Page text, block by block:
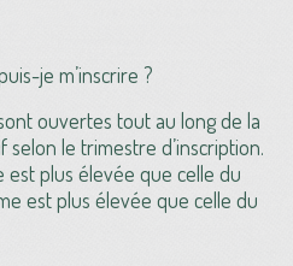
je m’inscrire ?
ouvertes tout au long de la
le trimestre d’inscription.
est plus élevée que celle du
est plus élevée que celle du